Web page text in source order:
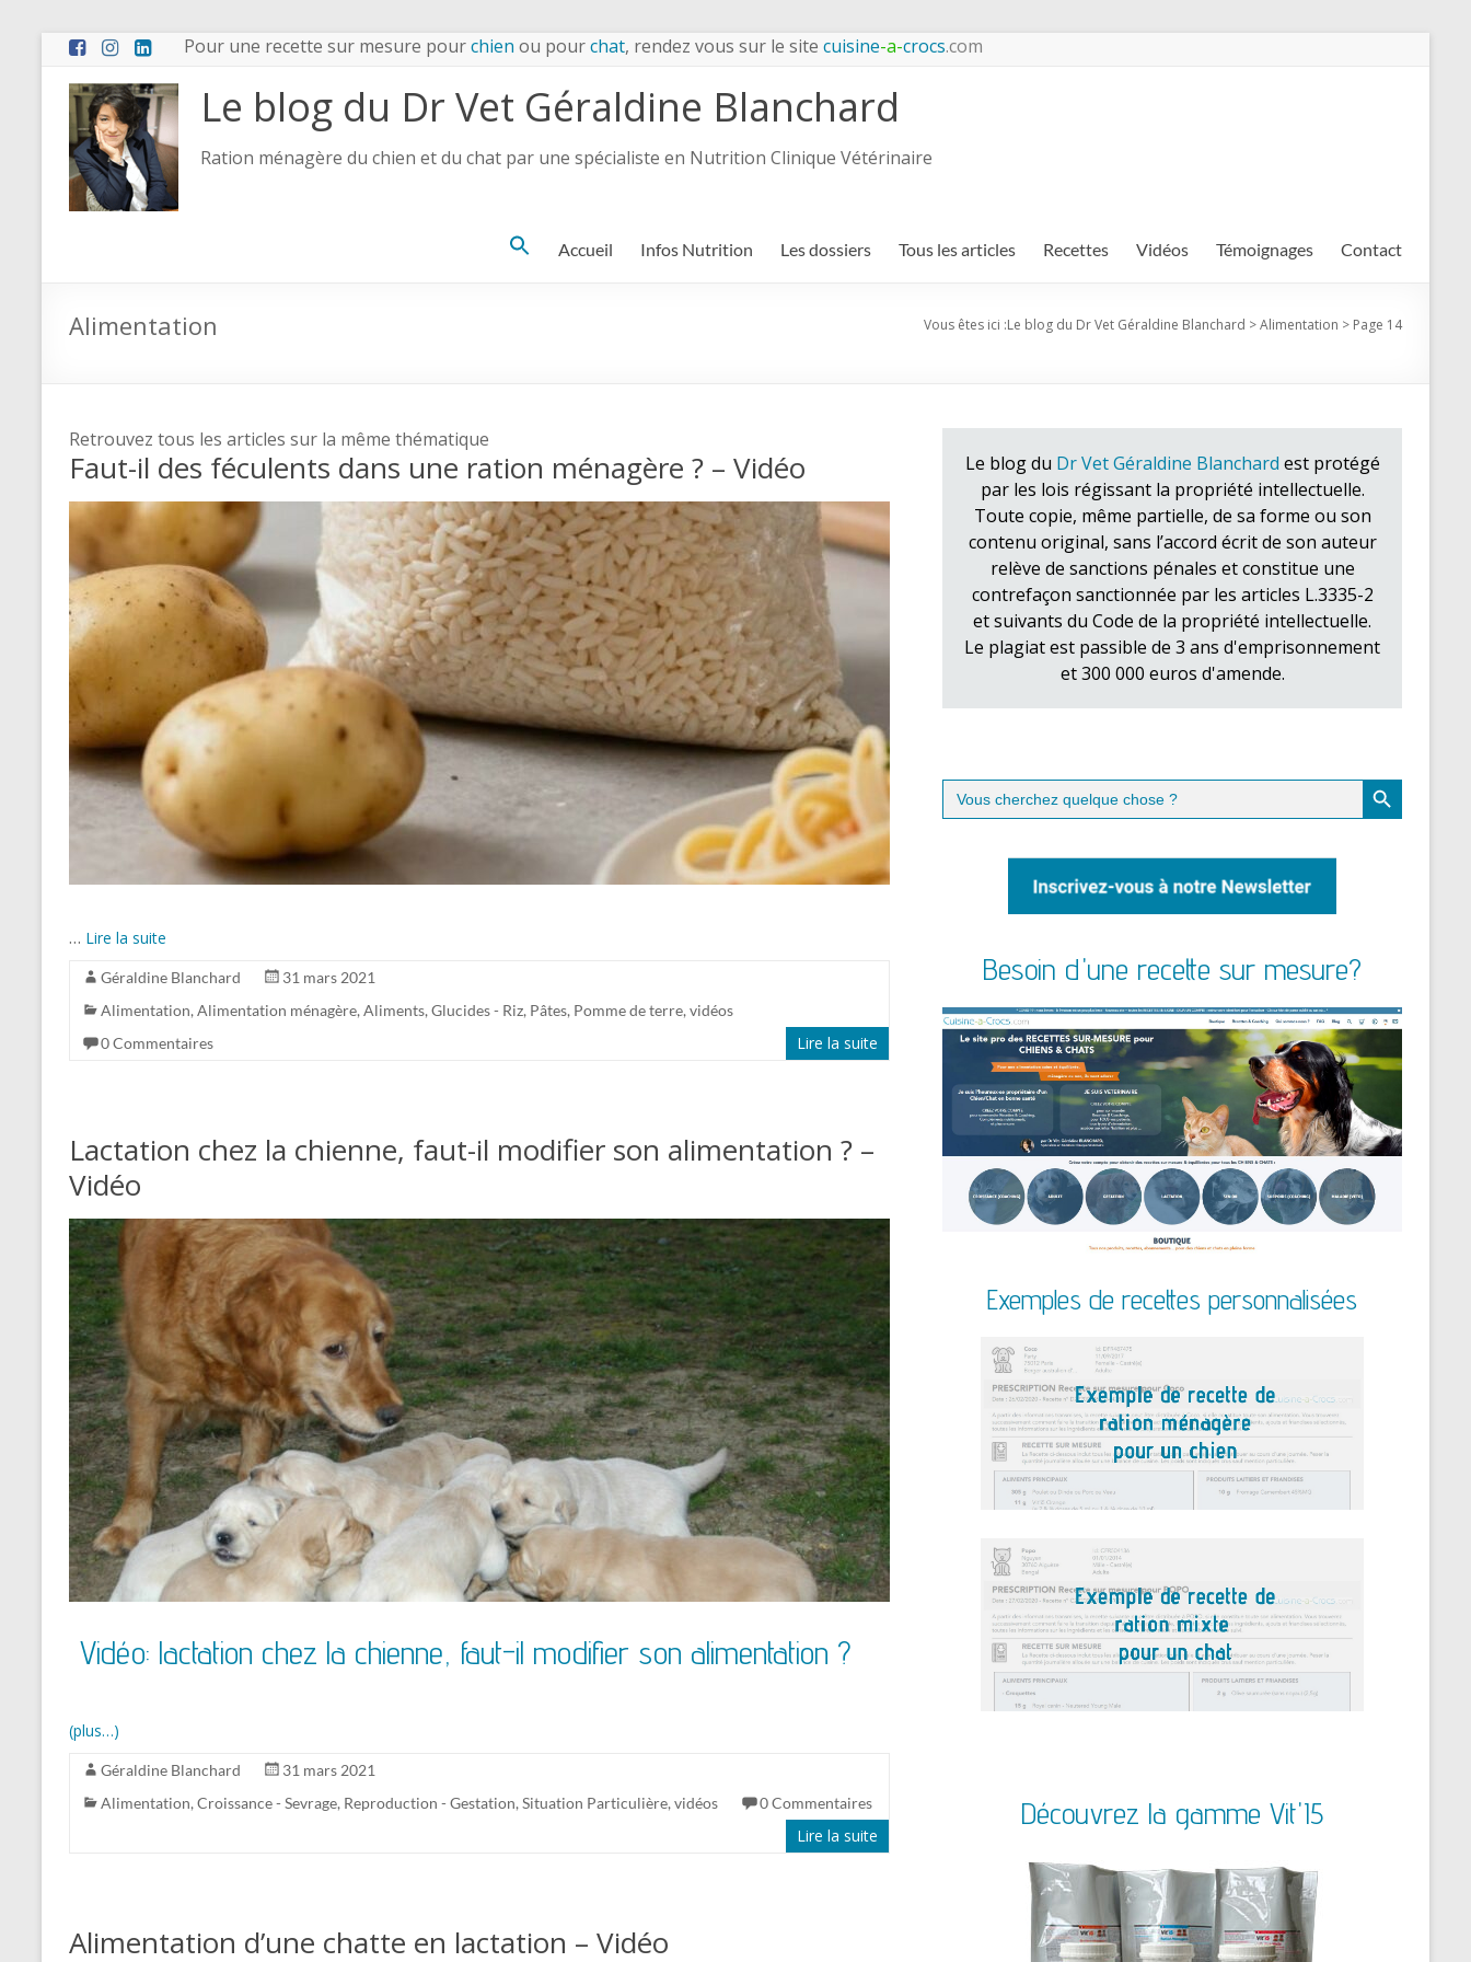
Pour une recette sur mesure pourchien ou pourchat, rendez vous sur le site cuisine-a-crocs.com
Le blog du Dr Vet Géraldine Blanchard
Ration ménagère du chien et du chat par une spécialiste en Nutrition Clinique Vétérinaire
Search Accueil Infos Nutrition Les dossiers Tous les articles Recettes Vidéos Témoignages Contact
Alimentation Vous êtes ici :Le blog du Dr Vet Géraldine Blanchard >Alimentation > Page 14
Retrouvez tous les articles sur la même thématique
Faut-il des féculents dans une ration ménagère ? – Vidéo
… Lire la suite
Géraldine Blanchard
31 mars 2021
Alimentation, Alimentation ménagère, Aliments, Glucides - Riz, Pâtes, Pomme de terre, vidéos
0 Commentaires
Lire la suite
Lactation chez la chienne, faut-il modifier son alimentation ? –
Vidéo
Vidéo: lactation chez la chienne, faut-il modifier son alimentation ?
(plus…)
Géraldine Blanchard
31 mars 2021
Alimentation, Croissance - Sevrage, Reproduction - Gestation, Situation Particulière, vidéos 0 Commentaires
Lire la suite
Alimentation d’une chatte en lactation – Vidéo
Le blog du Dr Vet Géraldine Blanchard est protégé
par les lois régissant la propriété intellectuelle.
Toute copie, même partielle, de sa forme ou son
contenu original, sans l’accord écrit de son auteur
relève de sanctions pénales et constitue une
contrefaçon sanctionnée par les articles L.3335-2
et suivants du Code de la propriété intellectuelle.
Le plagiat est passible de 3 ans d'emprisonnement
et 300 000 euros d'amende.
Search
for:
Search Button
Besoin d'une recette sur mesure?
Exemples de recettes personnalisées
Découvrez la gamme Vit'I5